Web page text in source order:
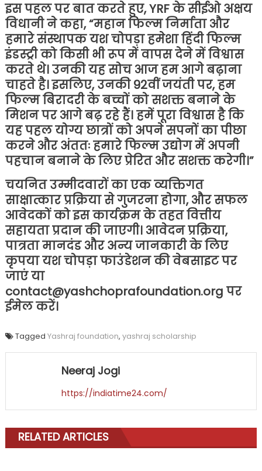
इस पहल पर बात करते हुए, YRF के सीईओ अक्षय
विधानी ने कहा, “महान फिल्म निर्माता और
हमारे संस्थापक यश चोपड़ा हमेशा हिंदी फिल्म
इंडस्ट्री को किसी भी रूप में वापस देने में विश्वास
करते थे। उनकी यह सोच आज हम आगे बढ़ाना
चाहते है। इसलिए, उनकी 92वीं जयंती पर, हम
फिल्म बिरादरी के बच्चों को सशक्त बनाने के
मिशन पर आगे बढ़ रहे हैं। हमें पूरा विश्वास है कि
यह पहल योग्य छात्रों को अपने सपनों का पीछा
करने और अंततः हमारे फिल्म उद्योग में अपनी
पहचान बनाने के लिए प्रेरित और सशक्त करेगी।”
चयनित उम्मीदवारों का एक व्यक्तिगत
साक्षात्कार प्रक्रिया से गुजरना होगा, और सफल
आवेदकों को इस कार्यक्रम के तहत वित्तीय
सहायता प्रदान की जाएगी। आवेदन प्रक्रिया,
पात्रता मानदंड और अन्य जानकारी के लिए
कृपया यश चोपड़ा फाउंडेशन की वेबसाइट पर
जाएं या
contact@yashchoprafoundation.org पर
ईमेल करें।
Tagged Yashraj foundation, yashraj scholarship
Neeraj Jogi
https://indiatime24.com/
RELATED ARTICLES